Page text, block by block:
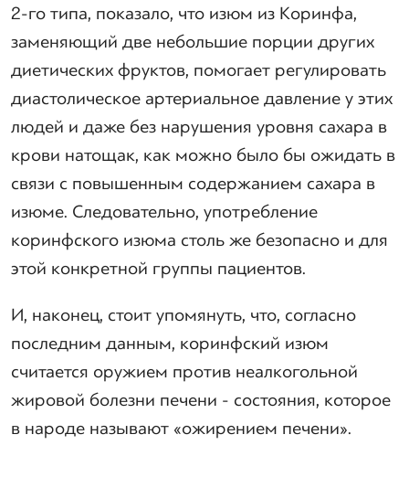
2-го типа, показало, что изюм из Коринфа,
заменяющий две небольшие порции других
диетических фруктов, помогает регулировать
диастолическое артериальное давление у этих
людей и даже без нарушения уровня сахара в
крови натощак, как можно было бы ожидать в
связи с повышенным содержанием сахара в
изюме. Следовательно, употребление
коринфского изюма столь же безопасно и для
этой конкретной группы пациентов.
И, наконец, стоит упомянуть, что, согласно
последним данным, коринфский изюм
считается оружием против неалкогольной
жировой болезни печени - состояния, которое
в народе называют «ожирением печени».